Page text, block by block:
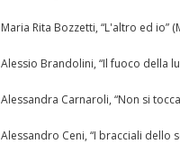
Maria Rita Bozzetti, “L'altro ed io”
Alessio Brandolini, “Il fuoco della
Alessandra Carnaroli, “Non si
Alessandro Ceni, “I bracciali dello